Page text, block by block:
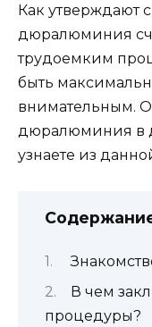
Как утверждают
дюралюминия
трудоемким
быть
внимательным. О
дюралюминия в
узнаете из
В чем
процедуры?